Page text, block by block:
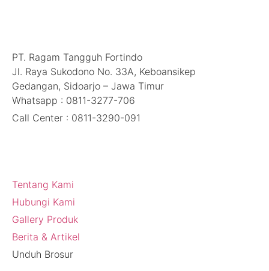
PT. Ragam Tangguh Fortindo
Jl. Raya Sukodono No. 33A, Keboansikep
Gedangan, Sidoarjo – Jawa Timur
Whatsapp : 0811-3277-706
Call Center : 0811-3290-091
Tentang Kami
Hubungi Kami
Gallery Produk
Berita & Artikel
Unduh Brosur